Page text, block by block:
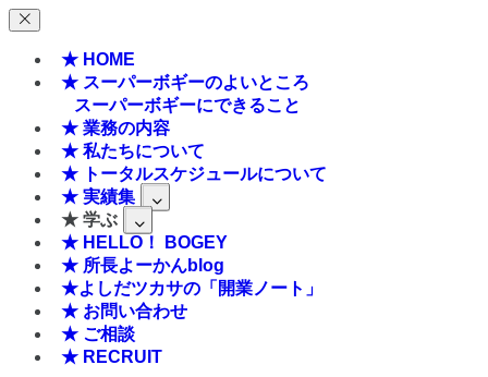
★ HOME
★ スーパーボギーのよいところ
スーパーボギーにできること
★ 業務の内容
★ 私たちについて
★ トータルスケジュールについて
★ 実績集
★ 学ぶ
★ HELLO！ BOGEY
★ 所長よーかんblog
★よしだツカサの「開業ノート」
★ お問い合わせ
★ ご相談
★ RECRUIT